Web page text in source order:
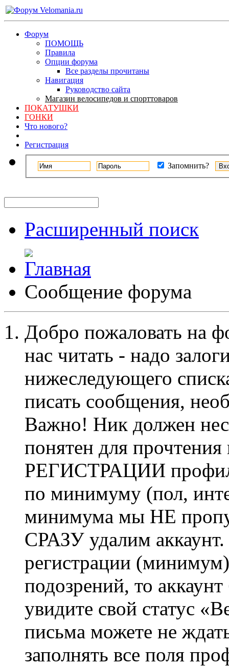
Форум
ПОМОЩЬ
Правила
Опции форума
Все разделы прочитаны
Навигация
Руководство сайта
Магазин велосипедов и спорттоваров
ПОКАТУШКИ
ГОНКИ
Что нового?
Регистрация
Запомнить?
Расширенный поиск
Сообщение форума
Добро пожаловать на
нас читать - надо
нижеследующего
писать сообщения,
Важно! Ник должен
понятен для
РЕГИСТРАЦИИ профиль
по минимуму (пол,
минимума мы НЕ
СРАЗУ удалим
регистрации
подозрений, то
увидите свой статус
письма можете не
заполнять все поля